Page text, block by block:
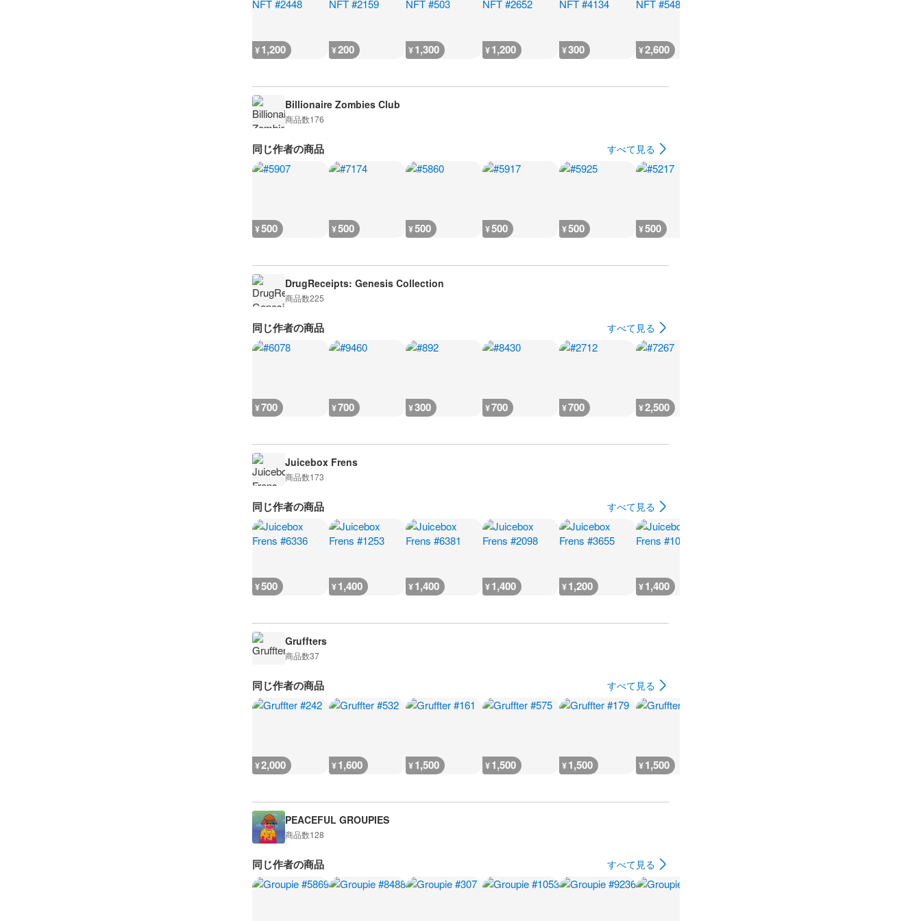
¥1,200 ¥200 ¥1,300 ¥1,200 ¥300 ¥2,600
Billionaire Zombies Club
商品数176
同じ作者の商品 すべて見る
¥500 ¥500 ¥500 ¥500 ¥500 ¥500
DrugReceipts: Genesis Collection
商品数225
同じ作者の商品 すべて見る
¥700 ¥700 ¥300 ¥700 ¥700 ¥2,500
Juicebox Frens
商品数173
同じ作者の商品 すべて見る
¥500 ¥1,400 ¥1,400 ¥1,400 ¥1,200 ¥1,400
Gruffters
商品数37
同じ作者の商品 すべて見る
¥2,000 ¥1,600 ¥1,500 ¥1,500 ¥1,500 ¥1,500
PEACEFUL GROUPIES
商品数128
同じ作者の商品 すべて見る